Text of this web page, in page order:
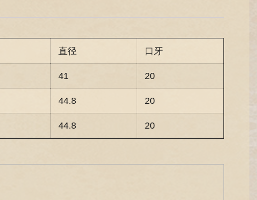
直径 口牙
41 20
44.8 20
44.8 20